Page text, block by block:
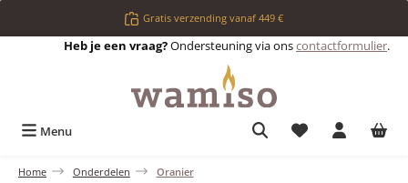
Ga naar de hoofdinhoudGratis verzending vanaf 449 €
Heb je een vraag?Ondersteuning via onscontactformulier.
Menu Je hebt 0 items
Home Onderdelen Oranier